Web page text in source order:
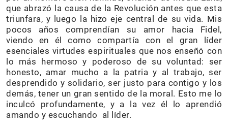
que abrazó la causa de la Revolución antes que esta
triunfara, y luego la hizo eje central de su vida. Mis
pocos años comprendían su amor hacia Fidel,
viendo en él como compartía con el gran líder
esenciales virtudes espirituales que nos enseñó con
lo más hermoso y poderoso de su voluntad: ser
honesto, amar mucho a la patria y al trabajo, ser
desprendido y solidario, ser justo para contigo y los
demás, tener un gran sentido de la moral. Esto me lo
inculcó profundamente, y a la vez él lo aprendió
amando y escuchando al líder.